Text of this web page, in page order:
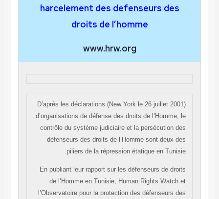
harcelement des defenseurs des
droits de l’homme
www.hrw.org
(New York le 26 juillet 2001) D’après les déclarations
d’organisations de défense des droits de l’Homme, le
contrôle du système judiciaire et la persécution des
défenseurs des droits de l’Homme sont deux des
piliers de la répression étatique en Tunisie.
En publiant leur rapport sur les défenseurs de droits
de l’Homme en Tunisie, Human Rights Watch et
l’Observatoire pour la protection des défenseurs des